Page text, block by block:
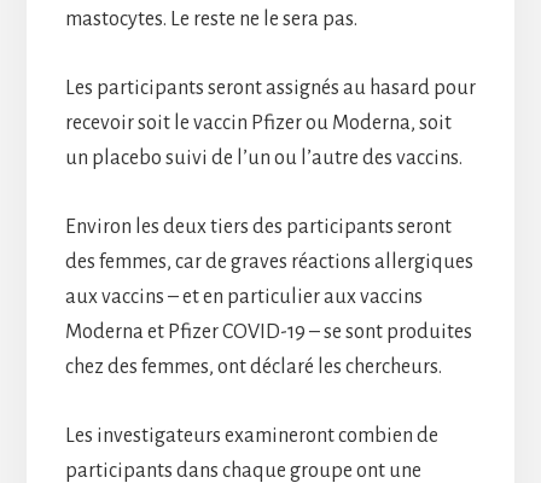
mastocytes. Le reste ne le sera pas.
Les participants seront assignés au hasard pour
recevoir soit le vaccin Pfizer ou Moderna, soit
un placebo suivi de l’un ou l’autre des vaccins.
Environ les deux tiers des participants seront
des femmes, car de graves réactions allergiques
aux vaccins – et en particulier aux vaccins
Moderna et Pfizer COVID-19 – se sont produites
chez des femmes, ont déclaré les chercheurs.
Les investigateurs examineront combien de
participants dans chaque groupe ont une